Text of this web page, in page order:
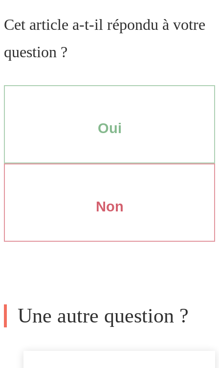
Cet article a-t-il répondu à votre
question ?
Oui
Non
Une autre question ?